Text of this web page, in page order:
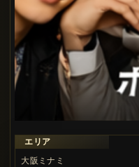
エリア
大阪ミナミ